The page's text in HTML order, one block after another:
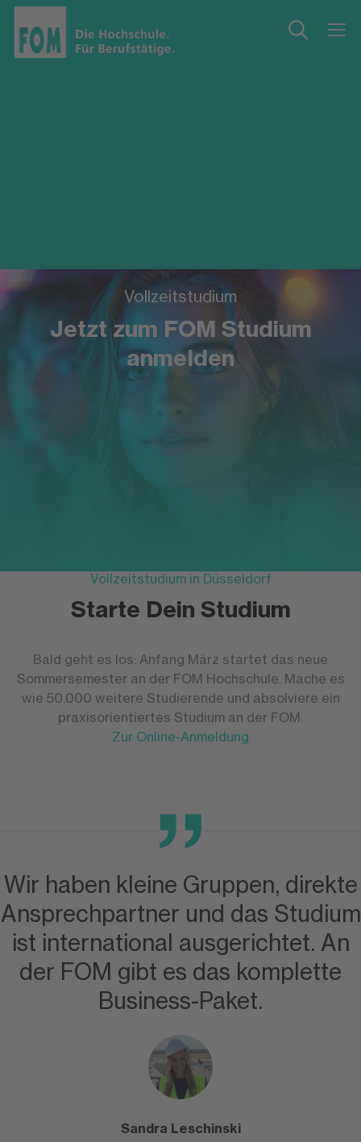
Vollzeitstudium
Jetzt zum FOM Studium
anmelden
Vollzeitstudium in Düsseldorf
Starte Dein Studium
Bald geht es los: Anfang März startet das neue
Sommersemester an der FOM Hochschule. Mache es
wie 50.000 weitere Studierende und absolviere ein
praxisorientiertes Studium an der FOM.
Zur Online-Anmeldung
Wir haben kleine Gruppen, direkte
Ansprechpartner und das Studium
ist international ausgerichtet. An
der FOM gibt es das komplette
Business-Paket.
Sandra Leschinski